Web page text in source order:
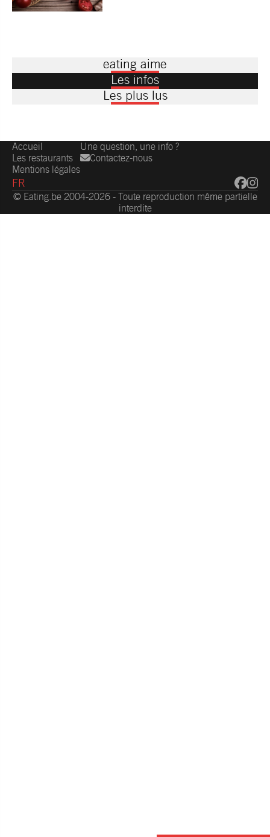
eating aime
Les infos
Les plus lus
Accueil
Les restaurants
Mentions légales
Une question, une info ?
Contactez-nous
FR
© Eating.be 2004-2026 - Toute reproduction même partielle
interdite